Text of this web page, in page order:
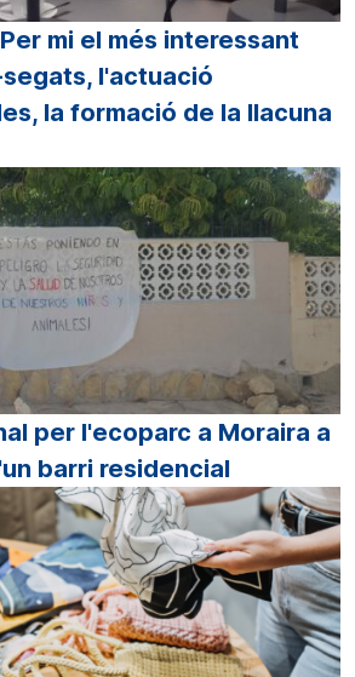
mi el més interessant
l'actuació
la formació de la llacuna
per l'ecoparc a Moraira a
barri residencial